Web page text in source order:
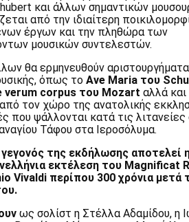
και άλλων σημαντικών
από την ιδιαίτερη
έργων και την πληθώρα των
μουσικών συντελεστών.
θα ερμηνευθούν
όπως το Ave Maria του
verum corpus του Mozart αλλά και
τον χώρο της ανατολικής
που ψάλλονται κατά τις λιτανείες
Τάφου στα Ιεροσόλυμα.
της εκδήλωσης αποτελεί
εκτέλεση του Magnificat
Vivaldi περίπου 300 χρόνια μετά
ως σολίστ η Στέλλα Αδαμίδου, η